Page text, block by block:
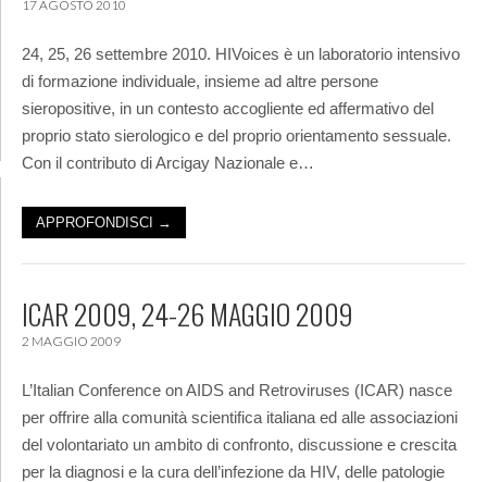
17 AGOSTO 2010
24, 25, 26 settembre 2010. HIVoices è un laboratorio intensivo
di formazione individuale, insieme ad altre persone
sieropositive, in un contesto accogliente ed affermativo del
proprio stato sierologico e del proprio orientamento sessuale.
Con il contributo di Arcigay Nazionale e…
APPROFONDISCI →
ICAR 2009, 24-26 MAGGIO 2009
2 MAGGIO 2009
L’Italian Conference on AIDS and Retroviruses (ICAR) nasce
per offrire alla comunità scientifica italiana ed alle associazioni
del volontariato un ambito di confronto, discussione e crescita
per la diagnosi e la cura dell’infezione da HIV, delle patologie